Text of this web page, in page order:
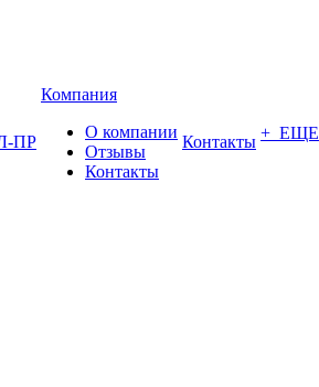
ПР
Компания
О компании
Отзывы
Контакты
Контакты + ЕЩЕ